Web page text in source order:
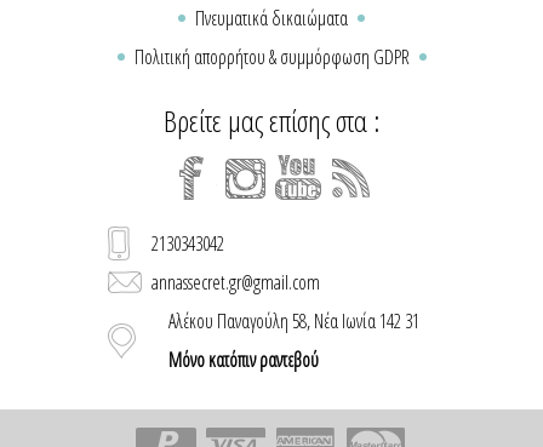
Πνευματικά δικαιώματα
Πολιτική απορρήτου & συμμόρφωση GDPR
Βρείτε μας επίσης στα :
2130343042
annassecret.gr@gmail.com
Αλέκου Παναγούλη 58, Νέα Ιωνία 142 31
Μόνο κατόπιν ραντεβού